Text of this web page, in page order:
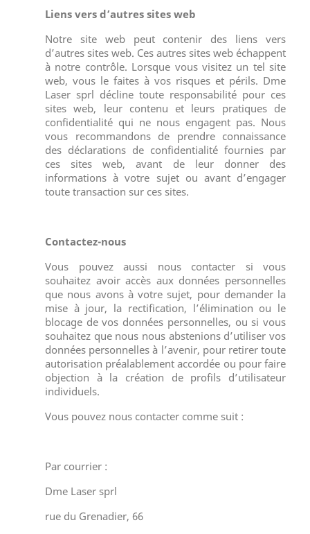
Liens vers d’autres sites web
Notre site web peut contenir des liens vers
d’autres sites web. Ces autres sites web échappent
à notre contrôle. Lorsque vous visitez un tel site
web, vous le faites à vos risques et périls. Dme
Laser sprl décline toute responsabilité pour ces
sites web, leur contenu et leurs pratiques de
confidentialité qui ne nous engagent pas. Nous
vous recommandons de prendre connaissance
des déclarations de confidentialité fournies par
ces sites web, avant de leur donner des
informations à votre sujet ou avant d’engager
toute transaction sur ces sites.
Contactez-nous
Vous pouvez aussi nous contacter si vous
souhaitez avoir accès aux données personnelles
que nous avons à votre sujet, pour demander la
mise à jour, la rectification, l’élimination ou le
blocage de vos données personnelles, ou si vous
souhaitez que nous nous abstenions d’utiliser vos
données personnelles à l’avenir, pour retirer toute
autorisation préalablement accordée ou pour faire
objection à la création de profils d’utilisateur
individuels.
Vous pouvez nous contacter comme suit :
Par courrier :
Dme Laser sprl
rue du Grenadier, 66